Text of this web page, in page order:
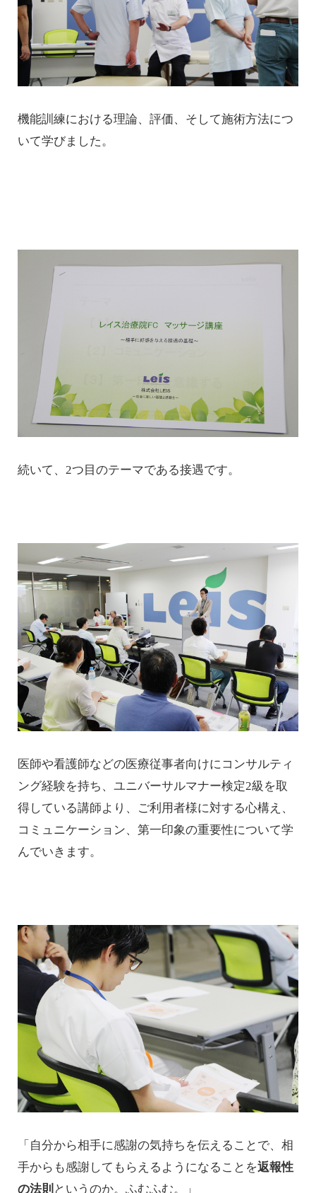
機能訓練における理論、評価、そして施術方法につ
いて学びました。
続いて、2つ目のテーマである接遇です。
医師や看護師などの医療従事者向けにコンサルティ
ング経験を持ち、ユニバーサルマナー検定2級を取
得している講師より、ご利用者様に対する心構え、
コミュニケーション、第一印象の重要性について学
んでいきます。
「自分から相手に感謝の気持ちを伝えることで、相
手からも感謝してもらえるようになることを返報性
の法則 というのか。ふむふむ。」